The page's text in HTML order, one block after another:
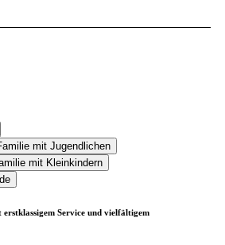
mit Jugendlichen
mit Kleinkindern
erstklassigem Service und vielfältigem